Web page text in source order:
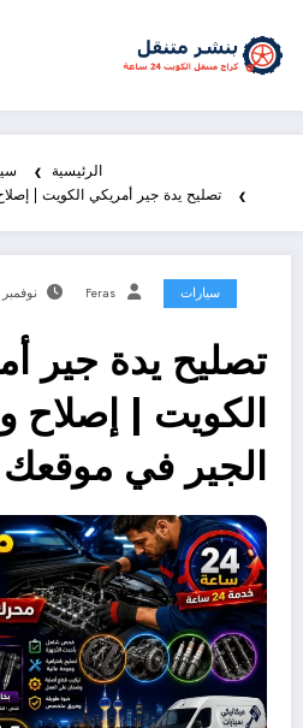
الرئيسية
تصليح يدة جير أمريكي الكويت |
سيارات Feras نوفمبر 24, 2019
تصليح يدة جير
الكويت | إصلاح
الجير في موقعك